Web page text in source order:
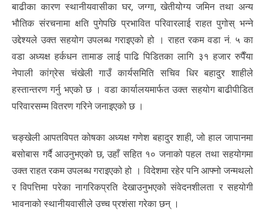
बाढीका कारण स्थानीयवासीका घर, जग्गा, खेतीयोग्य जमिन तथा अन्य
भौतिक संरचनामा क्षति पुगेपछि प्रभावित परिवारलाई राहत पुगोस् भन्ने
उद्देश्यले उक्त सहयोग उपलब्ध गराइएको हो । राहत रकम वडा नं. ५ का
वडा अध्यक्ष हर्कधन तामाङ लाई पाढि पिडितका लागि ३१ हजार रुपैँया
नेपाली कांग्रेस चंखेली गाउँ कार्यसमिति सचिव धिर बहादुर शाहीले
हस्तान्तरण गर्नु भएको छ । वडा कार्यालयमार्फत उक्त सहयोग बाढीपीडित
परिवारसम्म वितरण गरिने जनाइएको छ ।
चङ्खेली आपतविपत कोषका अध्यक्ष गणेश बहादुर शाही, जो हाल जापानमा
बसोबास गर्दै आउनुभएको छ, उहाँ सहित १० जनाको पहल तथा सहयोगमा
उक्त राहत रकम उपलब्ध गराइएको हो । विदेशमा रहेर पनि आफ्नो जन्मथलो
र विपत्तिमा परेका नागरिकप्रति देखाउनुभएको संवेदनशीलता र सहयोगी
भावनाको स्थानीयवासीले उच्च प्रशंसा गरेका छन् ।